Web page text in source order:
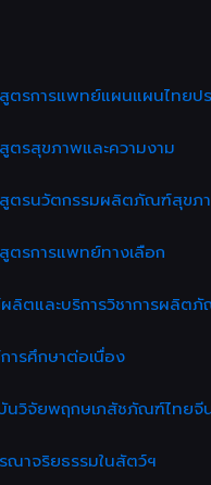
ตรการแพทย์แผนแผนไทยป
ตรสุขภาพและความงาม
ตรนวัตกรรมผลิตภัณฑ์สุขภ
ตรการแพทย์ทางเลือก
ลิตและบริการวิชาการผลิต
ารศึกษาต่อเนื่อง
นวิจัยพฤกษเภสัชภัณฑ์ไทยจี
ณาจริยธรรมในสัตว์ฯ